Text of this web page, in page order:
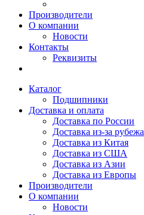
Производители
О компании
Новости
Контакты
Реквизиты
Каталог
Подшипники
Доставка и оплата
Доставка по России
Доставка из-за рубежа
Доставка из Китая
Доставка из США
Доставка из Азии
Доставка из Европы
Производители
О компании
Новости